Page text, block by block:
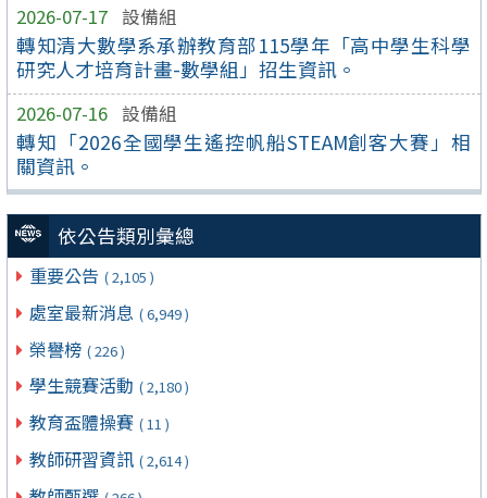
2026-07-17 設備組
轉知清大數學系承辦教育部115學年「高中學生科學
研究人才培育計畫-數學組」招生資訊。
2026-07-16 設備組
轉知「2026全國學生遙控帆船STEAM創客大賽」相
關資訊。
依公告類別彙總
重要公告 ( 2,105 )
處室最新消息 ( 6,949 )
榮譽榜 ( 226 )
學生競賽活動 ( 2,180 )
教育盃體操賽 ( 11 )
教師研習資訊 ( 2,614 )